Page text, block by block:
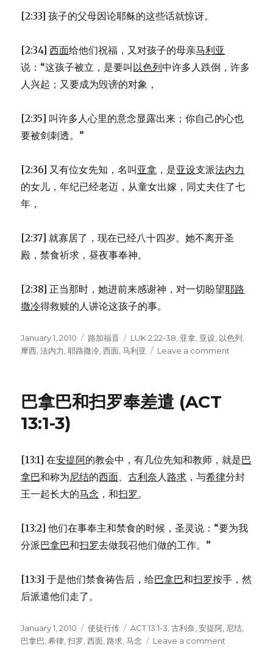
[2:33] 孩子的父母因论耶稣的这些话就惊讶。
[2:34]西面给他们祝福，又对孩子的母亲马利亚
说：“这孩子被立，是要叫 以色列中许多人跌倒，许多
人兴起；又要成为毁谤的对象，
[2:35] 叫许多人心里的意念显露出来；你自己的心也
要被剑刺透。”
[2:36] 又有位女先知，名叫 亚拿 ，是亚设支派法内力
的女儿，年纪已经老迈，从童女出嫁，同丈夫住了七
年，
[2:37] 就寡居了，现在已经八十四岁。她不离开圣
殿，禁食祈求，昼夜事奉神。
[2:38] 正当那时，她进前来感谢神，对一切盼望耶路
撒冷得救赎的人讲论这孩子的事。
Posted
on
January 1, 2010 Categories
路加福音 Tags
LUK 2:22-38 亚拿 亚设 以色列
摩西 ,法内力 ,耶路撒冷 ,西面 ,马利亚 Leave a comment
38)
巴拿巴和扫罗奉差遣 (ACT
13:1-3)
[13:1] 在安提阿的教会中，有几位先知和教师，就是巴
拿巴和称为尼结的西面、古利奈人路求 ，与希律分封
王一起长大的马念 ，和扫罗。
[13:2] 他们在事奉主和禁食的时候，圣灵说：“要为我
分派巴拿巴和扫罗去做我召他们做的工作。”
[13:3] 于是他们禁食祷告后，给巴拿巴和扫罗按手，然
后派遣他们走了。
Posted
on
January 1, 2010 Categories
使徒行传 Tags
ACT 13:1-3 ,古利奈 ,安提阿 尼结
巴拿巴 ,希律 ,扫罗 ,西面 路求 ,马念 Leave a comment